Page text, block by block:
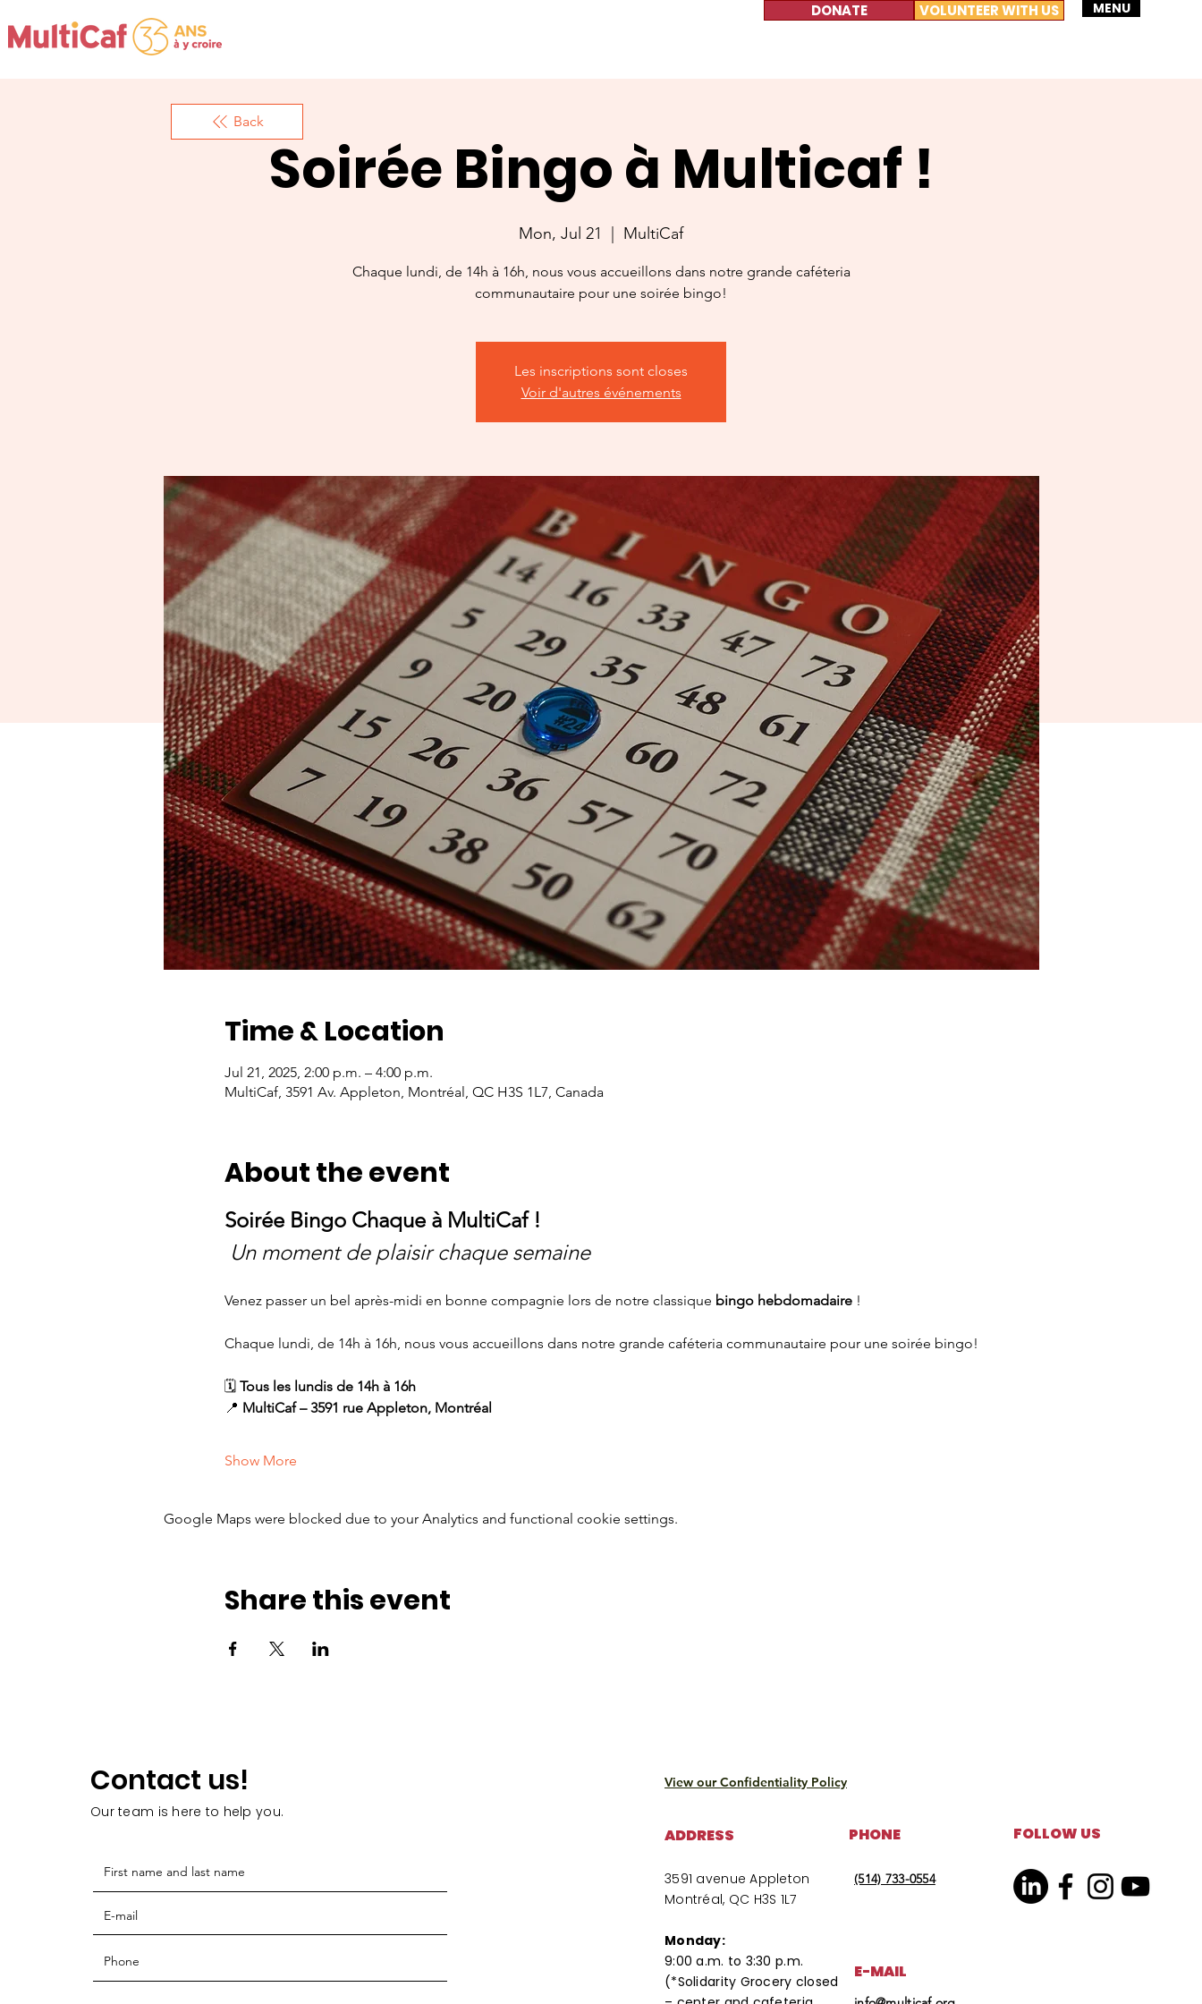
DONATE VOLUNTEER WITH US MENU
Soirée Bingo à Multicaf !
Mon, Jul 21 MultiCaf
Chaque lundi, de 14h à 16h, nous vous accueillons dans notre grande caféteria
communautaire pour une soirée bingo!
Les inscriptions sont closes
Voir d'autres événements
Time & Location
Jul 21, 2025, 2:00 p.m. – 4:00 p.m.
MultiCaf, 3591 Av. Appleton, Montréal, QC H3S 1L7, Canada
About the event
Soirée Bingo Chaque à MultiCaf !
Un moment de plaisir chaque semaine
Venez passer un bel après-midi en bonne compagnie lors de notre classique bingo hebdomadaire !
Chaque lundi, de 14h à 16h, nous vous accueillons dans notre grande caféteria communautaire pour une soirée bingo!
🗓️ Tous les lundis de 14h à 16h
📍 MultiCaf – 3591 rue Appleton, Montréal
Show More
Google Maps were blocked due to your Analytics and functional cookie settings.
Share this event
Back
Contact us!
Our team is here to help you.
View our Confidentiality Policy
ADDRESS
3591 avenue Appleton
Montréal, QC H3S 1L7
Monday:
9:00 a.m. to 3:30 p.m.
(*Solidarity Grocery closed
PHONE
(514) 733-0554
E-MAIL
FOLLOW US